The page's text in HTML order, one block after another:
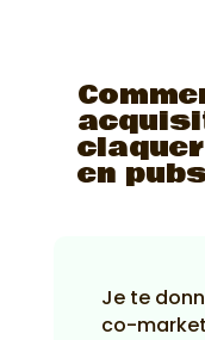
en
Je te
co-